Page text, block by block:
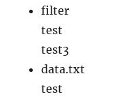
filter
test
test3
data.txt
test